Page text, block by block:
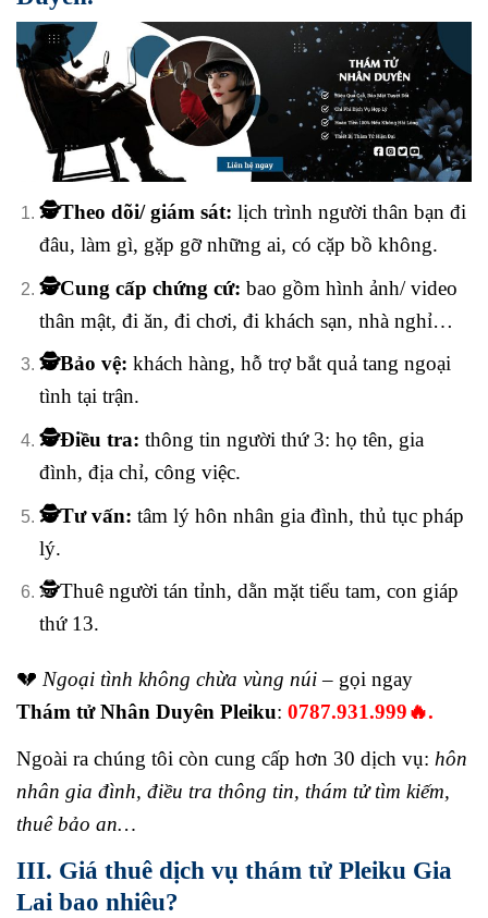
🕵️Theo dõi/ giám sát: lịch trình người thân bạn đi
đâu, làm gì, gặp gỡ những ai, có cặp bồ không.
🕵️Cung cấp chứng cứ: bao gồm hình ảnh/ video
thân mật, đi ăn, đi chơi, đi khách sạn, nhà nghỉ…
🕵️Bảo vệ: khách hàng, hỗ trợ bắt quả tang ngoại
tình tại trận.
🕵️Điều tra: thông tin người thứ 3: họ tên, gia
đình, địa chỉ, công việc.
🕵️Tư vấn: tâm lý hôn nhân gia đình, thủ tục pháp
lý.
🕵️Thuê người tán tỉnh, dằn mặt tiểu tam, con giáp
thứ 13.
💔 Ngoại tình không chừa vùng núi– gọi ngay
Thám tử Nhân Duyên Pleiku: 0787.931.999🔥.
Ngoài ra chúng tôi còn cung cấp hơn 30 dịch vụ: hôn
nhân gia đình, điều tra thông tin, thám tử tìm kiếm,
thuê bảo an…
III. Giá thuê dịch vụ thám tử Pleiku Gia
Lai bao nhiêu?